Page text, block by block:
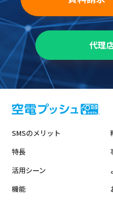
代理
SMSのメリット
特長
活用シーン
機能